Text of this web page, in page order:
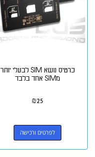
כרטיס נושא SIM לבעלי יותר
מSIM אחד בלבד
₪25
לפרטים ורכישה